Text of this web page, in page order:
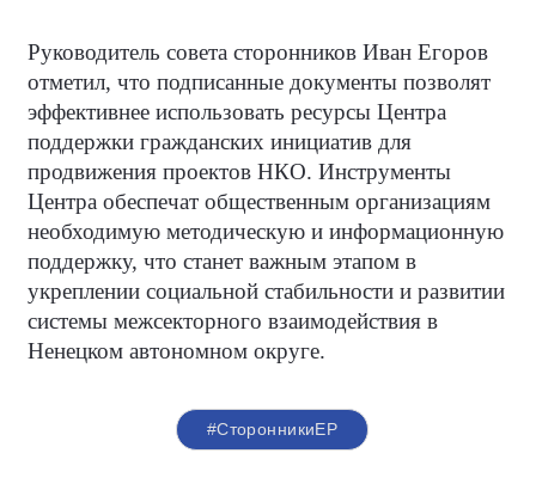
Руководитель совета сторонников Иван Егоров
отметил, что подписанные документы позволят
эффективнее использовать ресурсы Центра
поддержки гражданских инициатив для
продвижения проектов НКО. Инструменты
Центра обеспечат общественным организациям
необходимую методическую и информационную
поддержку, что станет важным этапом в
укреплении социальной стабильности и развитии
системы межсекторного взаимодействия в
Ненецком автономном округе.
#СторонникиЕР